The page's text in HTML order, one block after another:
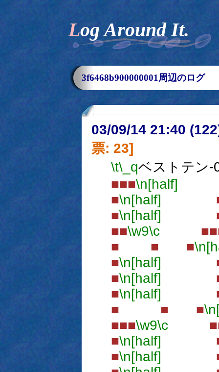
Log Around It.
3f6468b900000001周辺のログ
03/09/14 21:40
票: 23]
\t\_qベストテン-
■■■\n[half]
■\n[half]
■\n[half]
■■\w9\c■■■
■ ■ ■
■\n[half]
■\n[half]
■\n[half] ■
■ ■ ■
■■■\w9\c
■\n[half] ■
■\n[half] ■